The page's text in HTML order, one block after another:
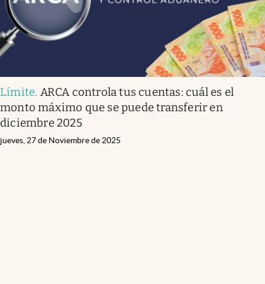
Límite. ARCA controla tus cuentas: cuál es el
monto máximo que se puede transferir en
diciembre 2025
jueves, 27 de Noviembre de 2025